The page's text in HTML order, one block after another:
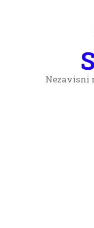
Nezavisni